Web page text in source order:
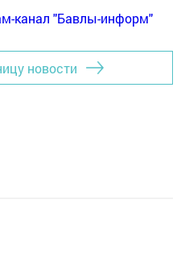
канал "Бавлы-информ"
новости